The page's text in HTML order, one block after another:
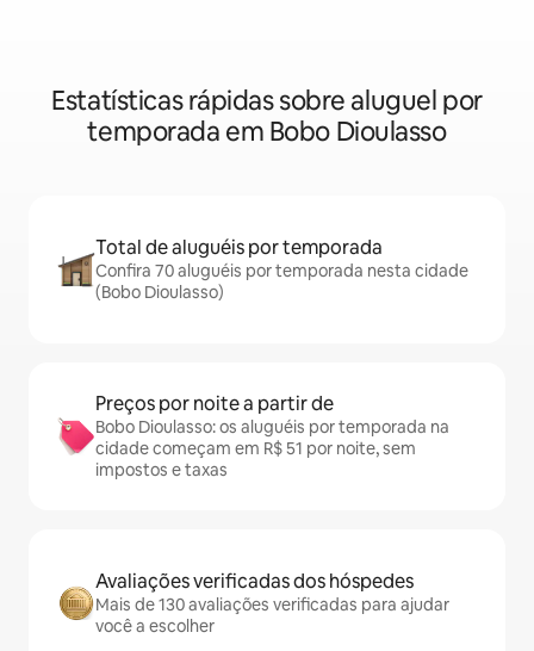
Estatísticas rápidas sobre aluguel por
temporada em Bobo Dioulasso
Total de aluguéis por temporada
Confira 70 aluguéis por temporada nesta cidade
(Bobo Dioulasso)
Preços por noite a partir de
Bobo Dioulasso: os aluguéis por temporada na
cidade começam em R$ 51 por noite, sem
impostos e taxas
Avaliações verificadas dos hóspedes
Mais de 130 avaliações verificadas para ajudar
você a escolher